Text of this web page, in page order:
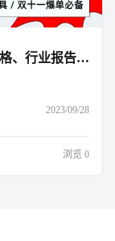
免费领！双11冲刺最强加油包，运营表格、行业报告、面试资料全都有！
2023/09/28
浏览 0